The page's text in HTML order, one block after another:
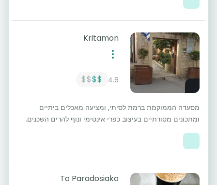
Kritamon
4.6
$$
$$
מסעדה הממוקמת ברמת לסיתי, ומציעה מאכלים ביתיים
ומתכונים מסורתיים בעיצוב כפרי אינטימי ונוף להרים השכנים.
To Paradosiako